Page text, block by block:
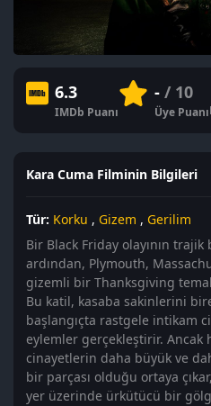
6.3
IMDb Puanı
-/ 10
Üye Puanı
Kara Cuma Filminin Bilgileri
Tür: Korku , Gizem , Gerilim
Bir Black Friday olayının
ardından, Plymouth,
gizemli bir Thanksgiving
Bu katil, kasaba sakinlerini
başlangıçta rastgele intikam
eylemler gerçekleştirir. Ancak
cinayetlerin daha büyük ve
bir parçası olduğu ortaya
yer üzerinde ürkütücü bir